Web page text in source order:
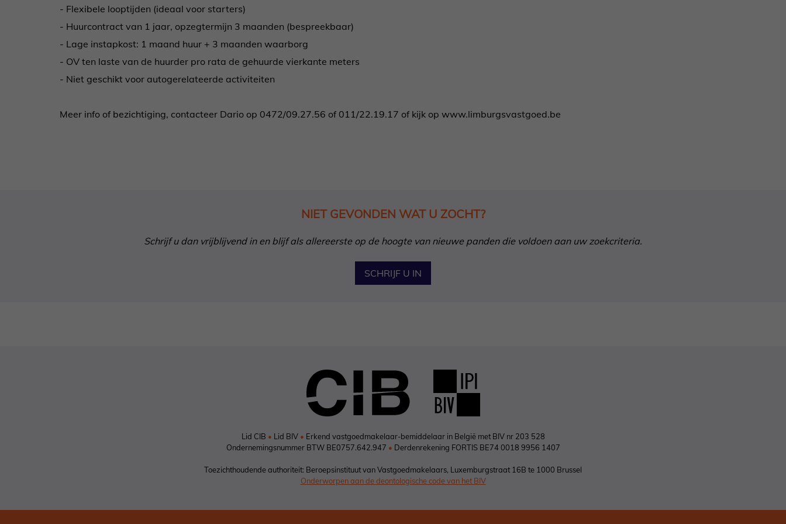
- Flexibele looptijden (ideaal voor starters)
- Huurcontract van 1 jaar, opzegtermijn 3 maanden (bespreekbaar)
- Lage instapkost: 1 maand huur + 3 maanden waarborg
- OV ten laste van de huurder pro rata de gehuurde vierkante meters
- Niet geschikt voor autogerelateerde activiteiten
Meer info of bezichtiging, contacteer Dario op 0472/09.27.56 of 011/22.19.17 of kijk op www.limburgsvastgoed.be
NIET GEVONDEN WAT U ZOCHT?
Schrijf u dan vrijblijvend in en blijf als allereerste op de hoogte van nieuwe panden die voldoen aan uw zoekcriteria.
SCHRIJF U IN
Lid CIB • Lid BIV • Erkend vastgoedmakelaar-bemiddelaar in België met BIV nr 203 528
Ondernemingsnummer BTW BE0757.642.947 • Derdenrekening FORTIS BE74 0018 9956 1407
Toezichthoudende authoriteit: Beroepsinstituut van Vastgoedmakelaars, Luxemburgstraat 16B te 1000 Brussel
Onderworpen aan de deontologische code van het BIV